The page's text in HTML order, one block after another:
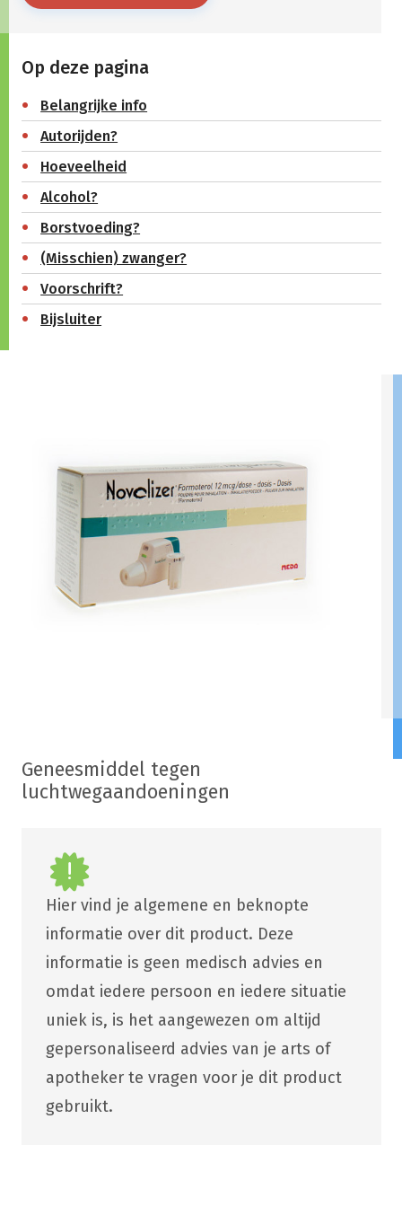
Op deze pagina
Belangrijke info
Autorijden?
Hoeveelheid
Alcohol?
Borstvoeding?
(Misschien) zwanger?
Voorschrift?
Bijsluiter
Geneesmiddel tegen
luchtwegaandoeningen
Hier vind je algemene en beknopte
informatie over dit product. Deze
informatie is geen medisch advies en
omdat iedere persoon en iedere situatie
uniek is, is het aangewezen om altijd
gepersonaliseerd advies van je arts of
apotheker te vragen voor je dit product
gebruikt.